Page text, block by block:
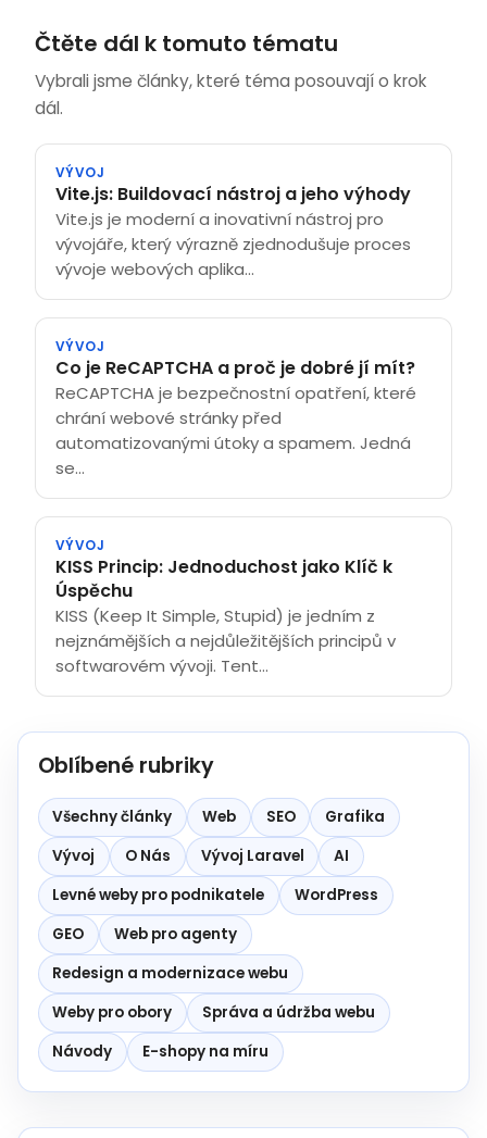
Čtěte dál k tomuto tématu
Vybrali jsme články, které téma posouvají o krok
dál.
VÝVOJ
Vite.js: Buildovací nástroj a jeho výhody
Vite.js je moderní a inovativní nástroj pro
vývojáře, který výrazně zjednodušuje proces
vývoje webových aplika...
VÝVOJ
Co je ReCAPTCHA a proč je dobré jí mít?
ReCAPTCHA je bezpečnostní opatření, které
chrání webové stránky před
automatizovanými útoky a spamem. Jedná
se...
VÝVOJ
KISS Princip: Jednoduchost jako Klíč k
Úspěchu
KISS (Keep It Simple, Stupid) je jedním z
nejznámějších a nejdůležitějších principů v
softwarovém vývoji. Tent...
Oblíbené rubriky
Všechny články Web SEO
Grafika
Vývoj
O Nás Vývoj Laravel
AI
Levné weby pro podnikatele
WordPress
GEO
Web pro agenty
Redesign a modernizace webu
Weby pro obory
Správa a údržba webu
Návody
E-shopy na míru